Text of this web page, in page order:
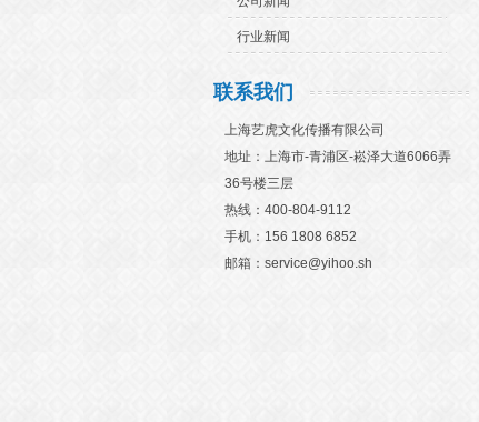
行业新闻
联系我们
上海艺虎文化传播有限公司
地址：上海市-青浦区-崧泽大道6066弄
36号楼三层
热线：400-804-9112
手机：156 1808 6852
邮箱：service@yihoo.sh